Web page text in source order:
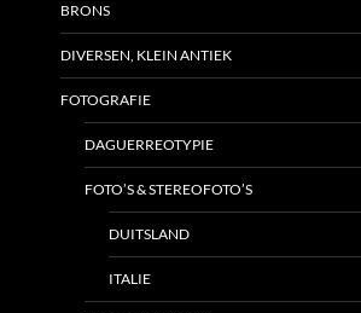
BRONS
DIVERSEN, KLEIN ANTIEK
FOTOGRAFIE
DAGUERREOTYPIE
FOTO’S & STEREOFOTO’S
DUITSLAND
ITALIE